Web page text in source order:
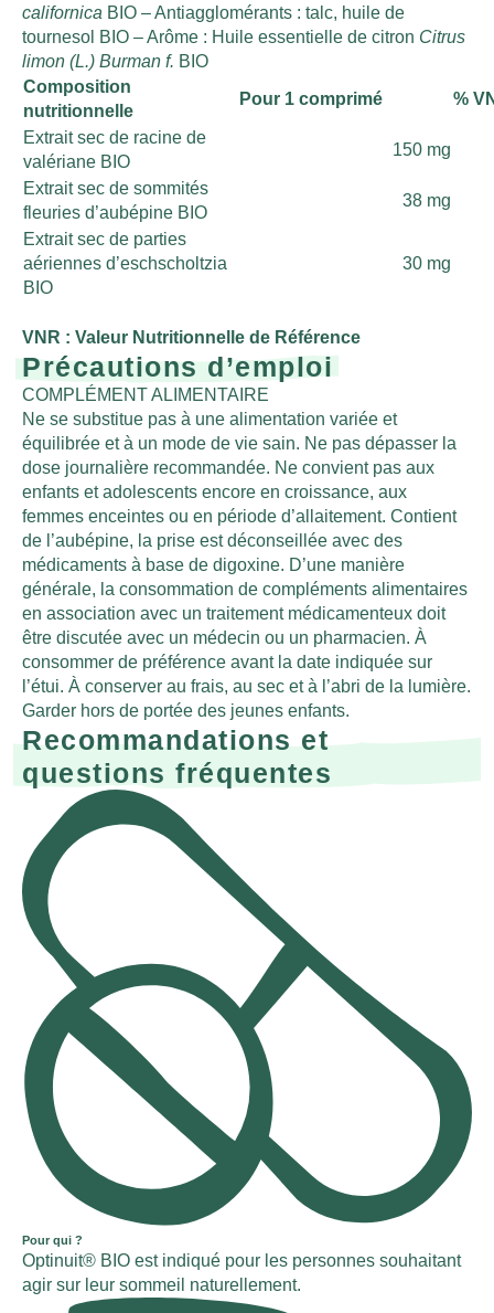
californica BIO – Antiagglomérants : talc, huile de
tournesol BIO – Arôme : Huile essentielle de citron Citrus
limon (L.) Burman f. BIO
Composition
nutritionnelle
Pour 1 comprimé %
Extrait sec de racine de
valériane BIO
150 mg
Extrait sec de sommités
fleuries d’aubépine BIO
38 mg
Extrait sec de parties
aériennes d’eschscholtzia
BIO
30 mg
VNR : Valeur Nutritionnelle de Référence
Précautions d’emploi
COMPLÉMENT ALIMENTAIRE
Ne se substitue pas à une alimentation variée et
équilibrée et à un mode de vie sain. Ne pas dépasser la
dose journalière recommandée. Ne convient pas aux
enfants et adolescents encore en croissance, aux
femmes enceintes ou en période d’allaitement. Contient
de l’aubépine, la prise est déconseillée avec des
médicaments à base de digoxine. D’une manière
générale, la consommation de compléments alimentaires
en association avec un traitement médicamenteux doit
être discutée avec un médecin ou un pharmacien. À
consommer de préférence avant la date indiquée sur
l’étui. À conserver au frais, au sec et à l’abri de la lumière.
Garder hors de portée des jeunes enfants.
Recommandations et
questions fréquentes
Pour qui ?
Optinuit® BIO est indiqué pour les personnes souhaitant
agir sur leur sommeil naturellement.